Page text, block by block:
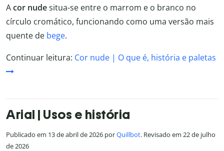
Acor nudesitua-se entre o marrom e o branco no
círculo cromático, funcionando como uma versão mais
quente de bege.
Continuar leitura: Cor nude | O que é, história e paletas
Arial | Usos e história
Publicado em 13 de abril de 2026 porQuillbot. Revisado em 22 de julho
de 2026